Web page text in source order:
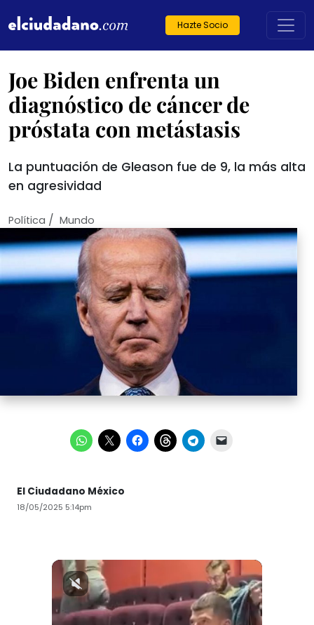
Hazte Socio
Joe Biden enfrenta un
diagnóstico de cáncer de
próstata con metástasis
La puntuación de Gleason fue de 9, la más alta
en agresividad
Política / Mundo
El Ciudadano México
18/05/2025 5:14pm